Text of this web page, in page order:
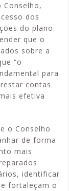
dos
do plano.
que o
sobre a
“o
para
contas
efetiva
o Conselho
de forma
mais
identificar
fortaleçam o